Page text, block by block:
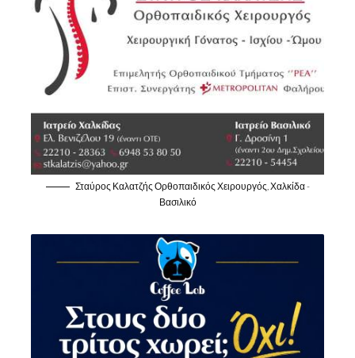
Σταύρος Καλατζής Ορθοπαιδικός Χειρουργός, Χαλκίδα -
Βασιλικό